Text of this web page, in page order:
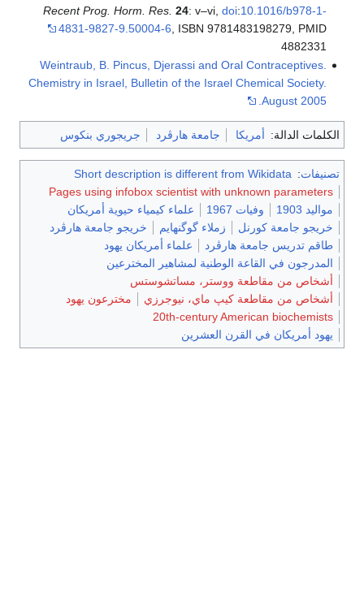
Recent Prog. Horm. Res. 24: v–vi, doi:10.1016/b978-1-
4831-9827-9.50004-6 , ISBN 9781483198279, PMID
4882331
Weintraub, B. Pincus, Djerassi and Oral Contraceptives.
Chemistry in Israel, Bulletin of the Israel Chemical Society.
August 2005.
الكلمات الدالة: أمريكا جامعة هارڤرد جريجوري بنكوس
تصنيفات:
Short description is different from Wikidata
Pages using infobox scientist with unknown parameters
مواليد 1903
وفيات 1967
علماء كيمياء حيوية أمريكان
خريجو جامعة كورنل
زملاء گوگنهايم
خريجو جامعة هارڤرد
طاقم تدريس جامعة هارڤرد
علماء أمريكان يهود
المدرجون في القاعة الوطنية لمشاهير المخترعين
أشخاص من مقاطعة ووستر، مساتشوستس
أشخاص من مقاطعة كيپ ماي، نيوجرزي
مخترعون يهود
20th-century American biochemists
يهود أمريكان في القرن العشرين